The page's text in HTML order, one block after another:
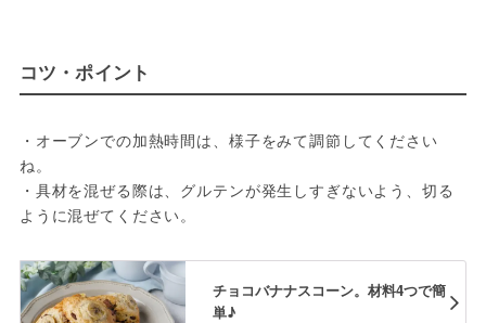
コツ・ポイント
・オーブンでの加熱時間は、様子をみて調節してください
ね。
・具材を混ぜる際は、グルテンが発生しすぎないよう、切る
ように混ぜてください。
チョコバナナスコーン。材料4つで簡
単♪